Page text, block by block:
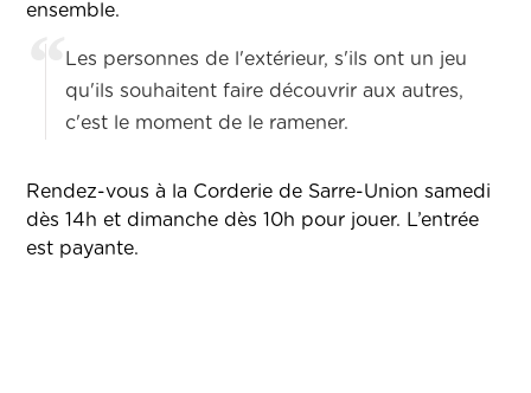
ensemble.
Les personnes de l'extérieur, s'ils ont un jeu
qu'ils souhaitent faire découvrir aux autres,
c'est le moment de le ramener.
Rendez-vous à la Corderie de Sarre-Union samedi
dès 14h et dimanche dès 10h pour jouer. L’entrée
est payante.